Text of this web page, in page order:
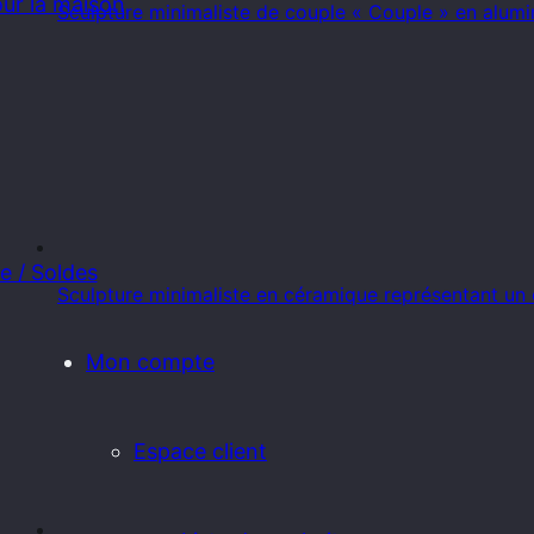
/ Soldes
Mon compte
Espace client
Sculpture minimaliste de couple « Couple » en
Sculpture minimaliste en céramique représentant un